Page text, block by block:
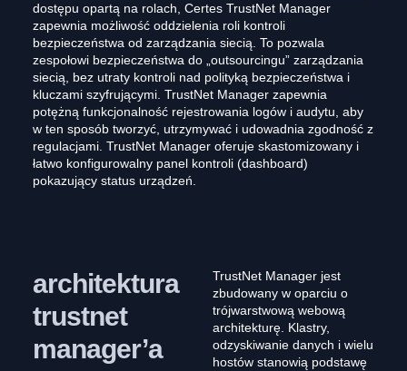
dostępu opartą na rolach, Certes TrustNet Manager
zapewnia możliwość oddzielenia roli kontroli
bezpieczeństwa od zarządzania siecią. To pozwala
zespołowi bezpieczeństwa do „outsourcingu” zarządzania
siecią, bez utraty kontroli nad polityką bezpieczeństwa i
kluczami szyfrującymi. TrustNet Manager zapewnia
potężną funkcjonalność rejestrowania logów i audytu, aby
w ten sposób tworzyć, utrzymywać i udowadnia zgodność z
regulacjami. TrustNet Manager oferuje skastomizowany i
łatwo konfigurowalny panel kontroli (dashboard)
pokazujący status urządzeń.
architektura
trustnet
manager’a
TrustNet Manager jest
zbudowany w oparciu o
trójwarstwową webową
architekturę. Klastry,
odzyskiwanie danych i wielu
hostów stanowią podstawę